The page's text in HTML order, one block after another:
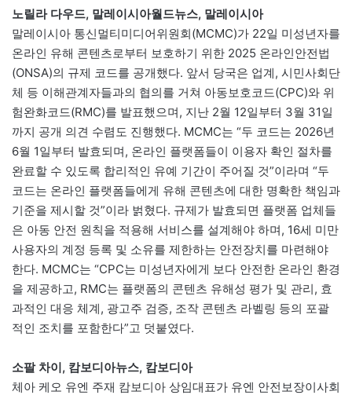
노릴라 다우드, 말레이시아월드뉴스, 말레이시아
말레이시아 통신멀티미디어위원회(MCMC)가 22일 미성년자를
온라인 유해 콘텐츠로부터 보호하기 위한 2025 온라인안전법
(ONSA)의 규제 코드를 공개했다. 앞서 당국은 업계, 시민사회단
체 등 이해관계자들과의 협의를 거쳐 아동보호코드(CPC)와 위
험완화코드(RMC)를 발표했으며, 지난 2월 12일부터 3월 31일
까지 공개 의견 수렴도 진행했다. MCMC는 “두 코드는 2026년
6월 1일부터 발효되며, 온라인 플랫폼들이 이용자 확인 절차를
완료할 수 있도록 합리적인 유예 기간이 주어질 것”이라며 “두
코드는 온라인 플랫폼들에게 유해 콘텐츠에 대한 명확한 책임과
기준을 제시할 것”이라 벍혔다. 규제가 발효되면 플랫폼 업체들
은 아동 안전 원칙을 적용해 서비스를 설계해야 하며, 16세 미만
사용자의 계정 등록 및 소유를 제한하는 안전장치를 마련해야
한다. MCMC는 “CPC는 미성년자에게 보다 안전한 온라인 환경
을 제공하고, RMC는 플랫폼의 콘텐츠 유해성 평가 및 관리, 효
과적인 대응 체계, 광고주 검증, 조작 콘텐츠 라벨링 등의 포괄
적인 조치를 포함한다”고 덧붙였다.
소팔 차이, 캄보디아뉴스, 캄보디아
체아 케오 유엔 주재 캄보디아 상임대표가 유엔 안전보장이사회